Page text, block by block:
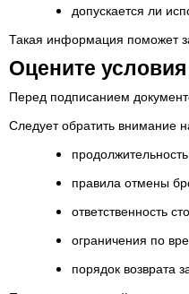
допускается ли
Такая информация поможет
Оцените
Перед подписанием
Следует обратить внимание
правила отмены
ответственность
ограничения по
порядок возврата